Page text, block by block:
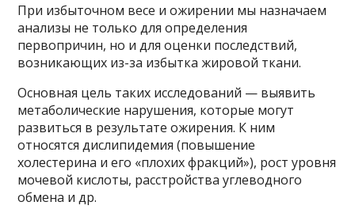
При избыточном весе и ожирении мы назначаем
анализы не только для определения
первопричин, но и для оценки последствий,
возникающих из-за избытка жировой ткани.
Основная цель таких исследований — выявить
метаболические нарушения, которые могут
развиться в результате ожирения. К ним
относятся дислипидемия (повышение
холестерина и его «плохих фракций»), рост уровня
мочевой кислоты, расстройства углеводного
обмена и др.